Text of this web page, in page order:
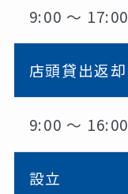
9:00 ～ 17:00
店頭貸出返却
9:00 ～ 16:00
設立